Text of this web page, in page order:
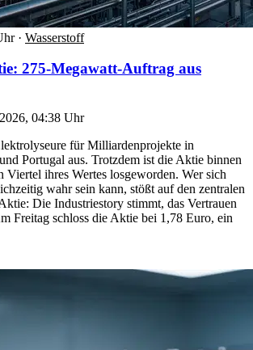
· Wasserstoff
275-Megawatt-Auftrag aus
04:38 Uhr
für Milliardenprojekte in
Portugal aus. Trotzdem ist die Aktie binnen
Viertel ihres Wertes losgeworden. Wer sich
wahr sein kann, stößt auf den zentralen
Die Industriestory stimmt, das Vertrauen
Freitag schloss die Aktie bei 1,78 Euro, ein